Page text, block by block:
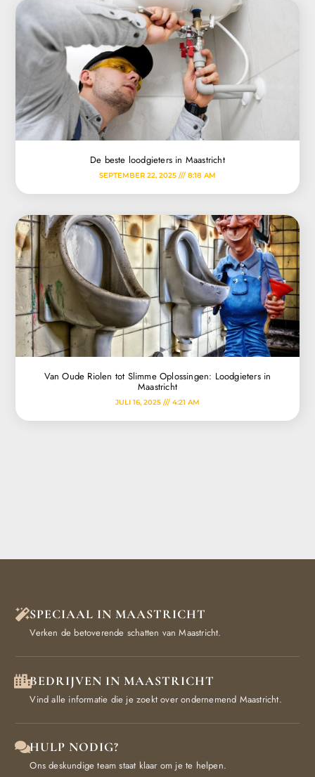
De beste loodgieters in Maastricht
SEPTEMBER 22, 2025 8:18 AM
Van Oude Riolen tot Slimme Oplossingen: Loodgieters in
Maastricht
JULI 16, 2025 4:21 AM
SPECIAAL IN MAASTRICHT
Verken de betoverende schatten van Maastricht.
BEDRIJVEN IN MAASTRICHT
Vind alle informatie die je zoekt over ondernemend Maastricht.
HULP NODIG?
Ons deskundige team staat klaar om je te helpen.